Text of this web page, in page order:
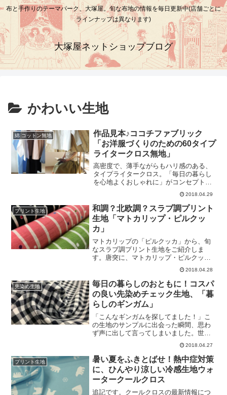
布と手作りのテーマパーク、大塚屋。旬な布地の情報を毎日更新中(店舗ごとに
ラインナップは異なります)
大塚屋ネットショップブログ
かわいい生地
綿 コットン無地
作品見本♪ココチファブリック
「お洋服づくりのための60タイプ
ライタークロス無地」
高密度で、薄手ながらもハリ感のある、
タイプライタークロス。「毎日の暮らし
を心地よくおしゃれに」がコンセプトの
ココチファブリックシリーズに、そんな
ファブリックが加わりました。ココチフ
ァブリックのタイプライターならではの
特徴は、「タンブラー加工」にありま
す。上記の通り、通常のタイプライター
クロスと比較すると、ソフトな生地感で
す。糸は、既製品などでも用いられやす
い60番手を使用しています。そんな柔ら
かさがあるからこそ、シャツからスカー
トまで、あらゆるお洋服のハンドメイド
になじみやすいのです。カラー展開は、
「お洋服づくりのためのソフトブロー
ド」のように個性的ながらも綺麗な色ば
かり♪ぜひ、あなただけの一
2018.04.29
プリント生地
和調？北欧調？スラブ調プリント
生地「マトカリップ・ピルクッ
カ」
マトカリップの「ピルクッカ」から、旬
なスラブ調プリント生地をご紹介しま
す。唐突に、マトカリップ・ピルクッカ
（matkalippu）」さんというメーカーさ
んの生産しています、「ピルクッカ
（pilkukka）」というシリーズのことで
す。和風な雰囲気の中にも、どこかモダ
ンなテイストが漂っているのが特徴で
す。そして、その中のひとつ「ゆるスト
ライプ」柄を今回はクローズアップ。ス
ラブ調の、凹凸感のある生地にプリント
をしています。＼ ズ ー ム ！！
／拡大してみると、その凹凸感が伝わり
やすいかと思いますがいかがでしょう
か？さらにわかりやすく、生地の裏側も
拡大してみます。＼
2018.04.28
先染め生地
毎日の暮らしのおともに！コスパ
の良い先染めチェック生地、「暮
らしのギンガム」
「こんなギンガムを探してました！」こ
の生地のサンプルに出会った瞬間、思わ
ず声に出して言ってしまいました。世の
ガムチェック柄はあふれていますが、つ
いに「コレ！」というファブリックに巡
り合った、そんな気持ちです。シーチン
グながらも、まるでブロードのように糸
の密度がある「しっかり感」！糸の密度
があっても、さらっと柔らかめの風合
2018.04.27
プリント生地
暑い夏をふきとばせ！熱中症対策
に、ひんやり涼しい冷感生地ウォ
ータークールクロス
追記です。クールクロスの最新情報につ